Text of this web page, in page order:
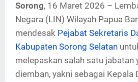
Sorong, 16 Maret 2026 –
Negara (LIN) Wilayah Papua
mendesak Pejabat Sekretaris
Kabupaten Sorong Selatan
melepaskan salah satu jabatan
diemban, yakni sebagai Kepala